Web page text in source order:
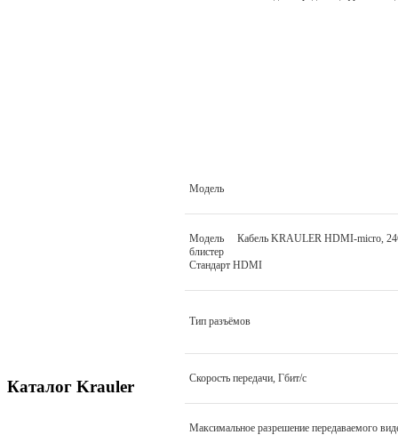
Каталог Krauler
Модель
Модель Кабель KRAULER HDMI-micro,
блистер
Стандарт HDMI
Тип разъёмов
Скорость передачи, Гбит/с
Максимальное разрешение передаваемого